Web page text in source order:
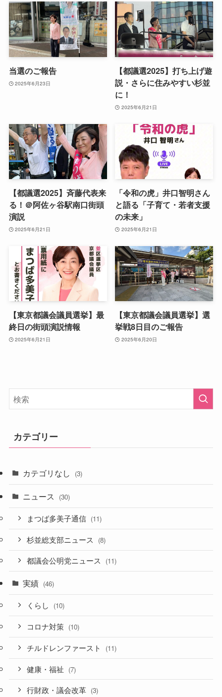
当選のご報告
2025年6月23日
【都議選2025】打ち上げ遊
説・さらに住みやすい杉並
に！
2025年6月21日
【都議選2025】斉藤代表来
る！＠阿佐ヶ谷駅南口街頭
演説
2025年6月21日
「令和の虎」井口智明さん
と語る「子育て・若者支援
の未来」
2025年6月21日
【東京都議会議員選挙】最
終日の街頭演説情報
2025年6月21日
【東京都議会議員選挙】選
挙戦8日目のご報告
2025年6月20日
カテゴリー
カテゴリなし (3)
ニュース (30)
まつば多美子通信 (11)
杉並総支部ニュース (8)
都議会公明党ニュース (11)
実績 (46)
くらし (10)
コロナ対策 (10)
チルドレンファースト (11)
健康・福祉 (7)
行財政・議会改革 (3)